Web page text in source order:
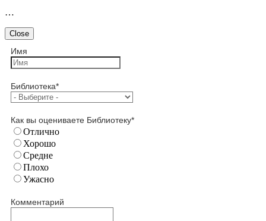
…
Close
Имя
Библиотека*
Как вы оцениваете Библиотеку*
Отлично
Хорошо
Средне
Плохо
Ужасно
Комментарий